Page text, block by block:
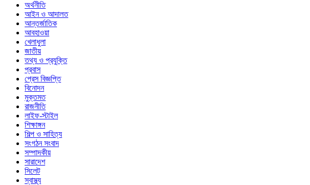
অর্থনীতি
আইন ও আদালত
আন্তর্জাতিক
আবহাওয়া
খেলাধুলা
জাতীয়
তথ্য ও প্রযুক্তি
প্রবাস
প্রেস বিজ্ঞপ্তি
বিনোদন
মুক্তমত
রাজনীতি
লাইফ-স্টাইল
শিক্ষাঙ্গন
শিল্প ও সাহিত্য
সংগঠন সংবাদ
সম্পাদকীয়
সারাদেশ
সিলেট
স্বাস্থ্য